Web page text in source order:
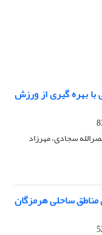
بهره گیری از ورزش
سجادی، مهرزاد
ساحلی هرمزگان